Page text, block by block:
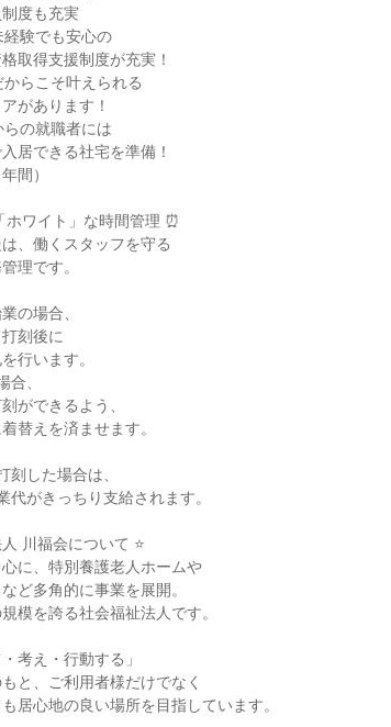
度も充実
経験でも安心の
取得支援制度が充実！
らこそ叶えられる
があります！
らの就職者には
居できる社宅を準備！
間）
ホワイト」な時間管理 ⏰
、働くスタッフを守る
理です。
の場合、
刻後に
行います。
合、
ができるよう、
替えを済ませます。
刻した場合は、
代がきっちり支給されます。
川福会について ⭐
に、特別養護老人ホームや
ど多角的に事業を展開。
模を誇る社会福祉法人です。
考え・行動する」
と、ご利用者様だけでなく
居心地の良い場所を目指しています。